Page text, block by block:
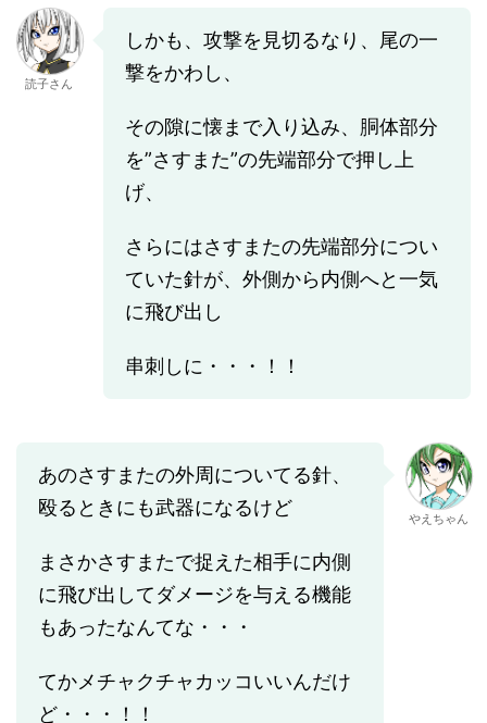
読子さん
しかも、攻撃を見切るなり、尾の一
撃をかわし、
その隙に懐まで入り込み、胴体部分
を”さすまた”の先端部分で押し上
げ、
さらにはさすまたの先端部分につい
ていた針が、外側から内側へと一気
に飛び出し
串刺しに・・・！！
あのさすまたの外周についてる針、
殴るときにも武器になるけど
まさかさすまたで捉えた相手に内側
に飛び出してダメージを与える機能
もあったなんてな・・・
てかメチャクチャカッコいいんだけ
ど・・・！！
やえちゃん